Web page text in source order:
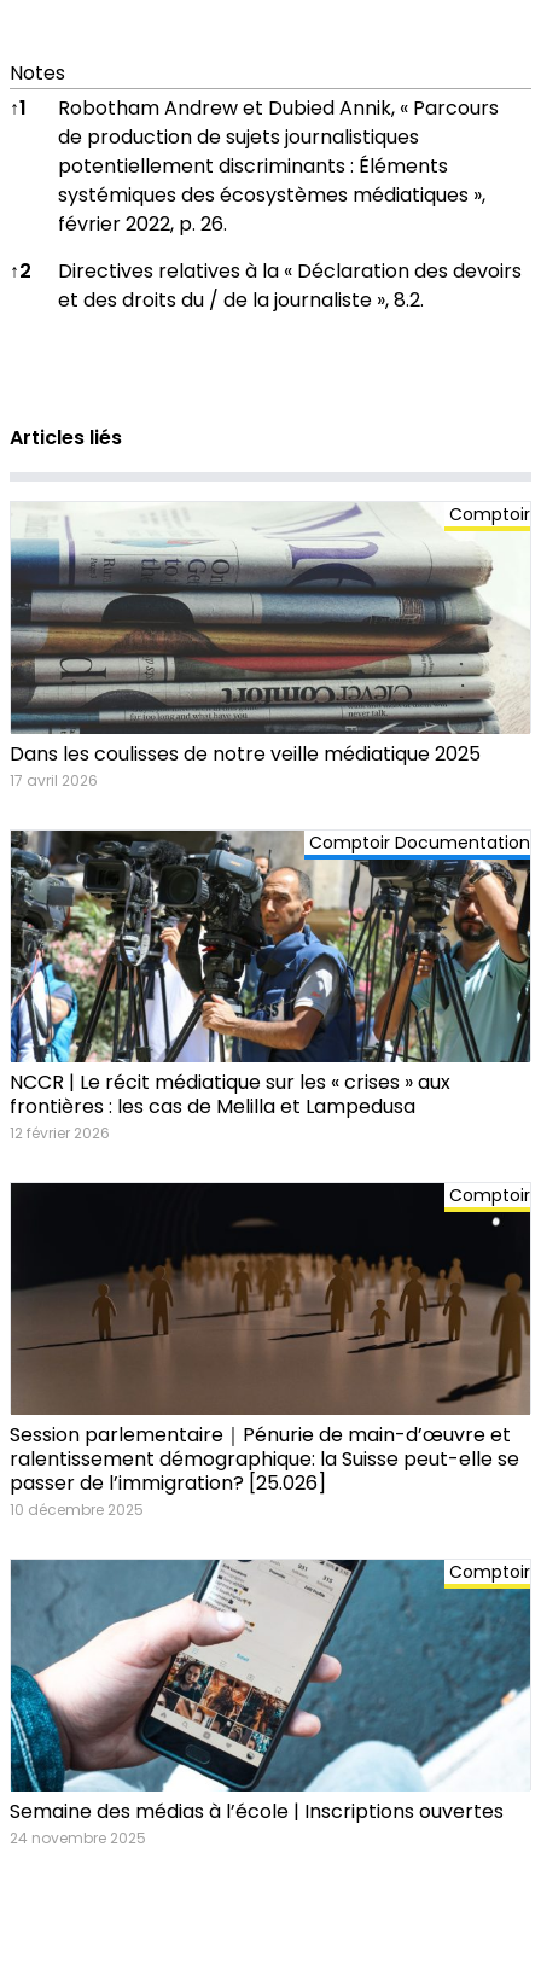
Notes
Notes
↑1
Robotham Andrew et Dubied Annik, « Parcours
de production de sujets journalistiques
potentiellement discriminants : Éléments
systémiques des écosystèmes médiatiques »,
février 2022, p. 26.
↑2
Directives relatives à la « Déclaration des devoirs
et des droits du / de la journaliste », 8.2.
Articles liés
Comptoir
Dans les coulisses de notre veille médiatique 2025
17 avril 2026
Comptoir Documentation
NCCR | Le récit médiatique sur les « crises » aux
frontières : les cas de Melilla et Lampedusa
12 février 2026
Comptoir
Session parlementaire｜Pénurie de main-d’œuvre et
ralentissement démographique: la Suisse peut-elle se
passer de l’immigration? [25.026]
10 décembre 2025
Comptoir
Semaine des médias à l’école | Inscriptions ouvertes
24 novembre 2025